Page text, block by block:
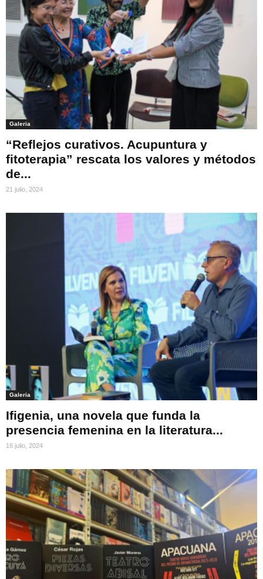
Galeria
“Reflejos curativos. Acupuntura y
fitoterapia” rescata los valores y métodos
de...
21 julio, 2024
Galeria
Ifigenia, una novela que funda la
presencia femenina en la literatura...
16 julio, 2024